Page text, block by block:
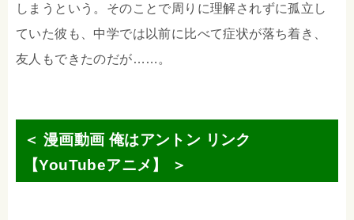
しまうという。そのことで周りに理解されずに孤立し
ていた彼も、中学では以前に比べて症状が落ち着き、
友人もできたのだが……。
＜ 漫画動画 俺はアントン リンク
【YouTubeアニメ】 ＞